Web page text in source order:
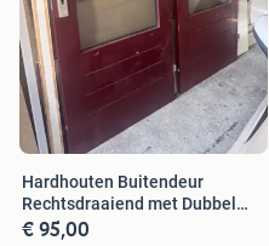
Hardhouten Buitendeur
Rechtsdraaiend met Dubbel
Glas
€ 95,00